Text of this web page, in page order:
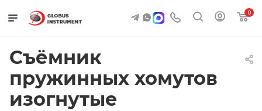
0
Съёмник
пружинных хомутов
изогнутые